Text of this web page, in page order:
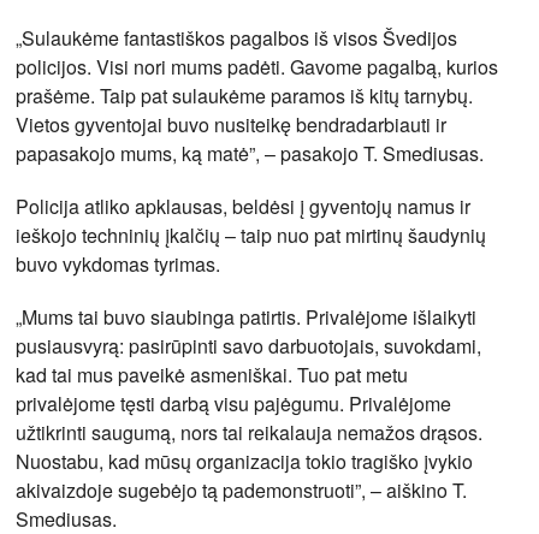
„Sulaukėme fantastiškos pagalbos iš visos Švedijos
policijos. Visi nori mums padėti. Gavome pagalbą, kurios
prašėme. Taip pat sulaukėme paramos iš kitų tarnybų.
Vietos gyventojai buvo nusiteikę bendradarbiauti ir
papasakojo mums, ką matė”, – pasakojo T. Smediusas.
Policija atliko apklausas, beldėsi į gyventojų namus ir
ieškojo techninių įkalčių – taip nuo pat mirtinų šaudynių
buvo vykdomas tyrimas.
„Mums tai buvo siaubinga patirtis. Privalėjome išlaikyti
pusiausvyrą: pasirūpinti savo darbuotojais, suvokdami,
kad tai mus paveikė asmeniškai. Tuo pat metu
privalėjome tęsti darbą visu pajėgumu. Privalėjome
užtikrinti saugumą, nors tai reikalauja nemažos drąsos.
Nuostabu, kad mūsų organizacija tokio tragiško įvykio
akivaizdoje sugebėjo tą pademonstruoti”, – aiškino T.
Smediusas.